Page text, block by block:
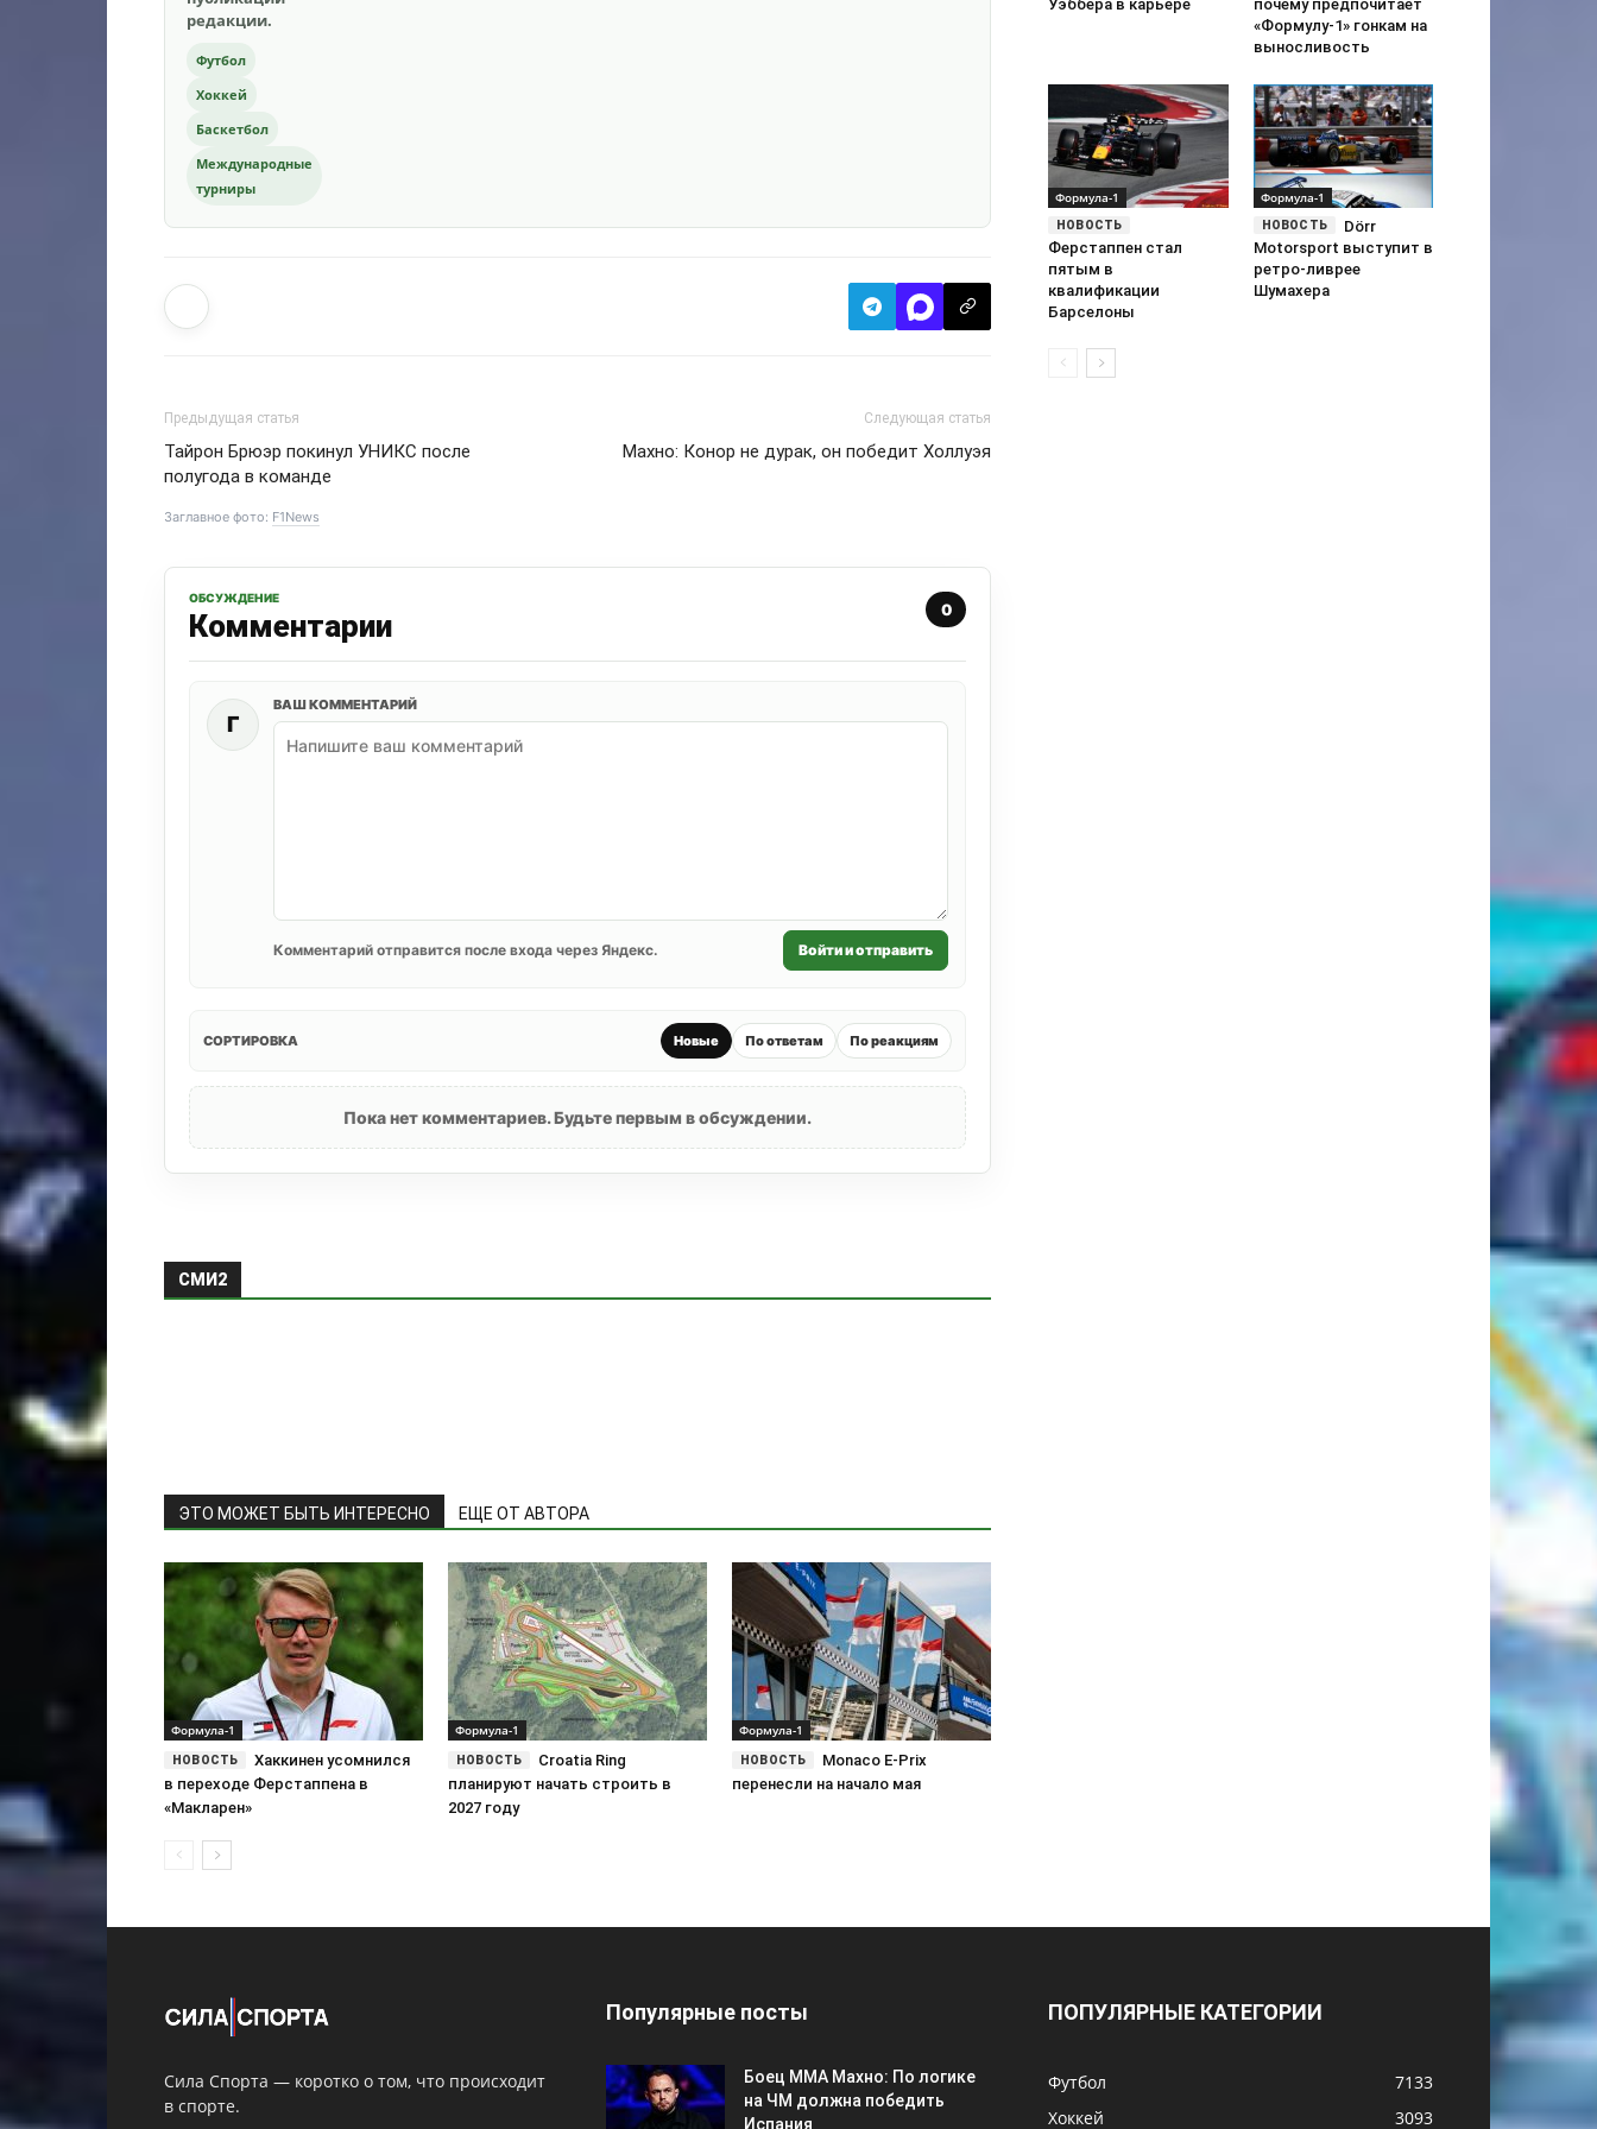
редакции.
Футбол
Хоккей
Баскетбол
Международные
турниры
Предыдущая статья
Тайрон Брюэр покинул УНИКС после
полугода в команде
Следующая статья
Махно: Конор не дурак, он победит Холлуэя
Заглавное фото: F1News
ОБСУЖДЕНИЕ
Комментарии 0
Г
ВАШ КОММЕНТАРИЙ
Комментарий отправится после входа через Яндекс. Войти и отправить
СОРТИРОВКА Новые По ответам По реакциям
Пока нет комментариев. Будьте первым в обсуждении.
СМИ2
ЭТО МОЖЕТ БЫТЬ ИНТЕРЕСНО ЕЩЕ ОТ АВТОРА
Формула-1
Хаккинен усомнился
в переходе Ферстаппена в
«Макларен»
Формула-1
Croatia Ring
планируют начать строить в
2027 году
Формула-1
Monaco E-Prix
перенесли на начало мая
Уэббера в карьере
почему предпочитает
«Формулу-1» гонкам на
выносливость
Формула-1
Ферстаппен стал
пятым в
квалификации
Барселоны
Формула-1
Dörr
Motorsport выступит в
ретро-ливрее
Шумахера
Сила Спорта — коротко о том, что происходит
в спорте.
Популярные посты
Боец ММА Махно: По логике
на ЧМ должна победить
Испания
ПОПУЛЯРНЫЕ КАТЕГОРИИ
Футбол
7133
Хоккей
3093